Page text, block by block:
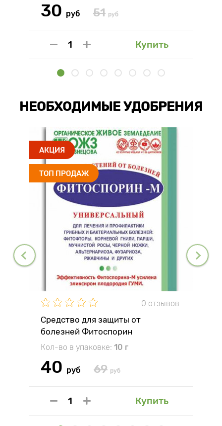
30 руб 51 руб
Купить
НЕОБХОДИМЫЕ УДОБРЕНИЯ
АКЦИЯ
ТОП ПРОДАЖ
0 отзывов
Средство для защиты от
болезней Фитоспорин
Кол-во в упаковке: 10 г
40 руб 69 руб
Купить